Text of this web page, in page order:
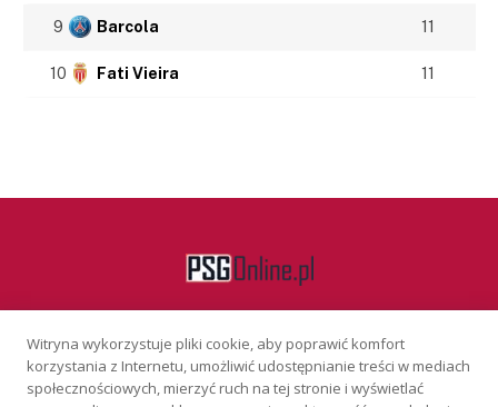
9 Barcola 11
10 Fati Vieira 11
Facebook
Witryna wykorzystuje pliki cookie, aby poprawić komfort
korzystania z Internetu, umożliwić udostępnianie treści w mediach
społecznościowych, mierzyć ruch na tej stronie i wyświetlać